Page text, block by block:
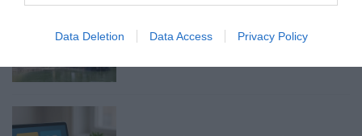
Data Deletion Data Access Privacy Policy
TELJESEN ÚJRAINDUL A P...
2026. augusztus 07 |Mindenki ügye